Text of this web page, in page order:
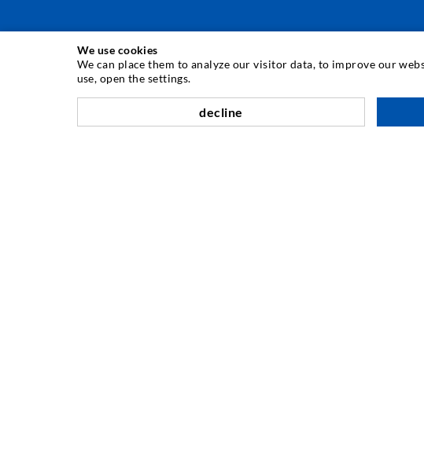
INJEKTÁLÁSI TECHNOLÓGIA
Repedés-injektálás
Horizontális tömítés
IPARI
We use cookies
We can place them to analyze our visitor data, to improve our
use, open the settings.
decline